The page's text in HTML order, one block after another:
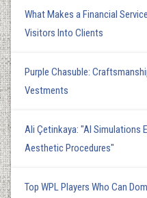
What Makes a Financial
Visitors Into Clients
Purple Chasuble:
Vestments
Ali Çetinkaya: "AI Simulations
Aesthetic Procedures"
Top WPL Players Who Can